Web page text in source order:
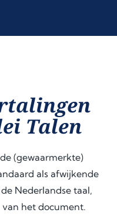
Talen
(gewaarmerkte)
als afwijkende
Nederlandse taal,
het document.